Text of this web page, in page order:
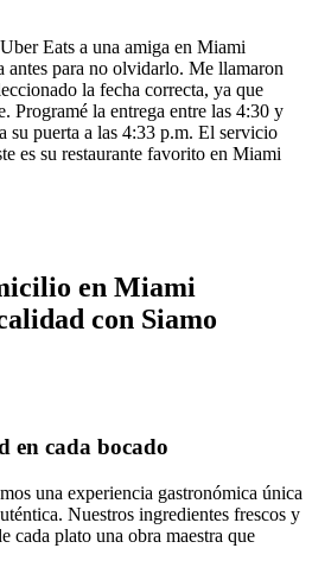
Eats a una amiga en Miami
antes para no olvidarlo. Me llamaron
la fecha correcta, ya que
Programé la entrega entre las 4:30 y
su puerta a las 4:33 p.m. El servicio
es su restaurante favorito en Miami
en Miami
con Siamo
en cada bocado
una experiencia gastronómica única
Nuestros ingredientes frescos y
cada plato una obra maestra que